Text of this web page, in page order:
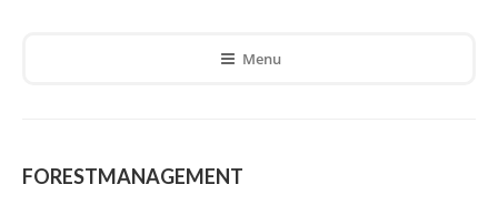
Menu
FORESTMANAGEMENT